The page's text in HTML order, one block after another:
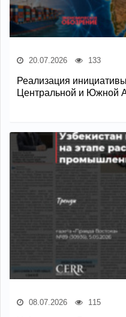
20.07.2026 133
Реализация
Центральной и Южной
08.07.2026 115